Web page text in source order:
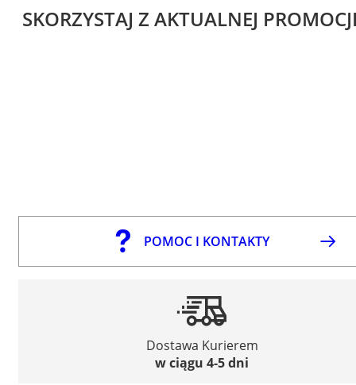
SKORZYSTAJ Z AKTUALNEJ
POMOC I KONTAKTY
Dostawa Kurierem
w ciągu 4-5 dni